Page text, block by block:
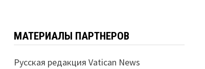
МАТЕРИАЛЫ ПАРТНЕРОВ
Русская редакция Vatican News